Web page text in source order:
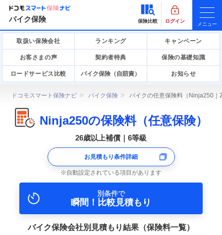
バイク保険 保険比較 ログイン
メニュー
取扱い保険会社 ランキング キャンペーン
お客さまの声 契約者特典 保険の基礎知識
ロードサービス比較 バイク保険（自賠責） お知らせ
ドコモスマート保険ナビ バイク保険 バイクの任意保険料（Ninja250
Ninja250の保険料（任意保険）
26歳以上補償｜6等級
お見積もり条件詳細
自動設定されている項目があります
別条件で
瞬間！比較見積もり
バイク保険会社別見積もり結果（保険料一覧）